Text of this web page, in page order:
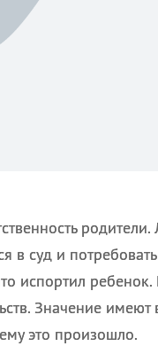
в суд и
испортил
Значение
это произошло.